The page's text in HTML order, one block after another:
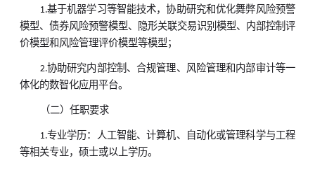
1.基于机器学习等智能技术，协助研究和优化舞弊风险预警
模型、债券风险预警模型、隐形关联交易识别模型、内部控制评
价模型和风险管理评价模型等模型；
2.协助研究内部控制、合规管理、风险管理和内部审计等一
体化的数智化应用平台。
（二）任职要求
1.专业学历：人工智能、计算机、自动化或管理科学与工程
等相关专业，硕士或以上学历。